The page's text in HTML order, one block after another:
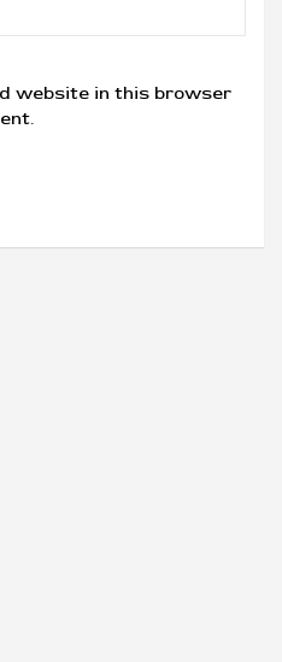
website in this browser